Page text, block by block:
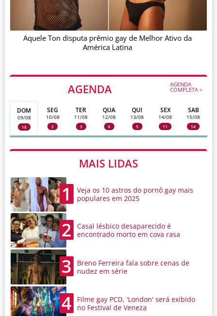
AGENDA AGENDA
COMPLETA >
DOM
09/08
18
SEG
10/08
2
TER
11/08
3
QUA
12/08
6
QUI
13/08
5
SEX
14/08
11
SAB
15/08
14
MAIS LIDAS
1
Veja os 10 astros do pornô gay mais
populares em 2025
2
Casal lésbico desaparecido é
encontrado morto em cova rasa
3
Breno Ferreira fala sobre cenas de
nudez em série
4
Filme gay PCD, 'London' será exibido
no Festival de Veneza
Aquele Ton disputa prêmio gay de Melhor Ativo da
América Latina